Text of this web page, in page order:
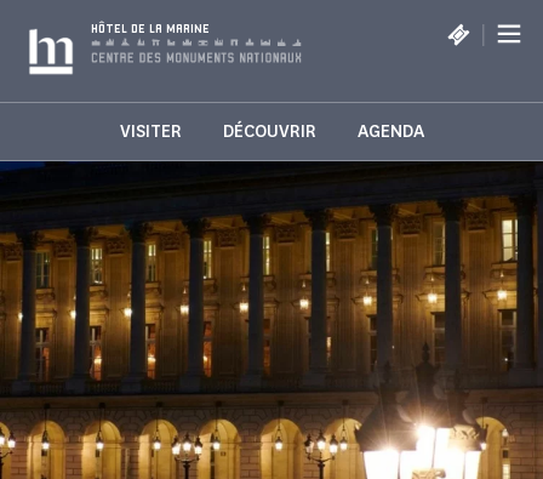
HÔTEL DE LA MARINE |
VISITER DÉCOUVRIR AGENDA